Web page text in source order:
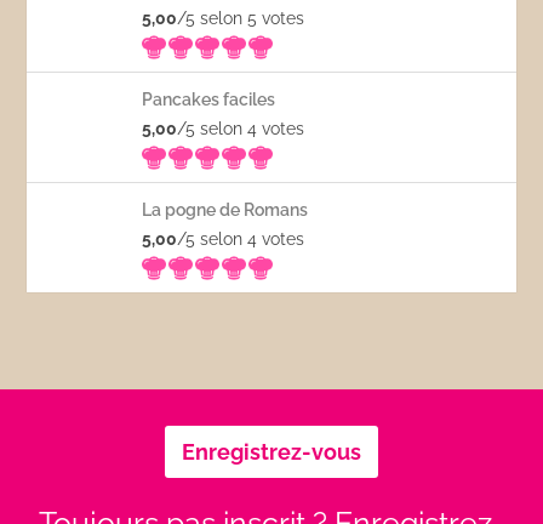
5,00/5 selon 5votes
Pancakes faciles
5,00/5 selon 4votes
La pogne de Romans
5,00/5 selon 4votes
Enregistrez-vous